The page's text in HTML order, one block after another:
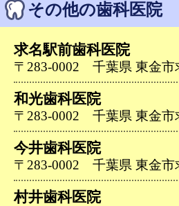
その他の歯科医院
求名駅前歯科医院
〒283-0002 千葉県 東金市
和光歯科医院
〒283-0002 千葉県 東金市
今井歯科医院
〒283-0002 千葉県 東金市
村井歯科医院